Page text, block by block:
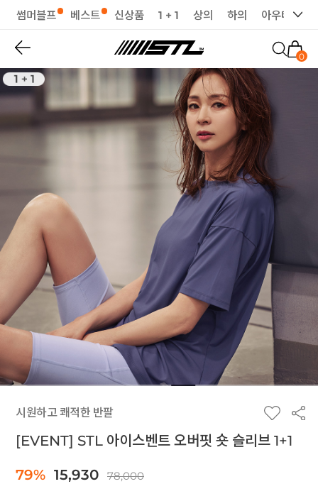
썸머블프 베스트 신상품 1 + 1 상의 하의 아우터
0
시원하고 쾌적한 반팔
[EVENT] STL 아이스벤트 오버핏 숏 슬리브 1+1
79% 15,930 78,000